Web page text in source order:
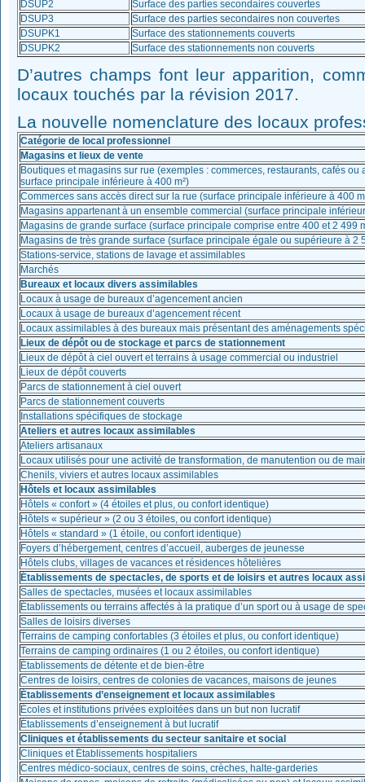
DSUP2
Surface des parties secondaires couvertes
DSUP3
Surface des parties secondaires non couvertes
DSUPK1
Surface des stationnements couverts
DSUPK2
Surface des stationnements non couverts
D’autres champs font leur apparition,
locaux touchés par la révision 2017.
La nouvelle nomenclature des locaux
Catégorie de local professionnel
Magasins et lieux de vente
Boutiques et magasins sur rue (exemples : commerces, restaurants, cafés
surface principale inférieure à 400 m²)
Commerces sans accès direct sur la rue (surface principale inférieure à 400
Magasins appartenant à un ensemble commercial (surface principale
Magasins de grande surface (surface principale comprise entre 400 et 2 499
Magasins de très grande surface (surface principale égale ou supérieure à 2
Stations-service, stations de lavage et assimilables
Marchés
Bureaux et locaux divers assimilables
Locaux à usage de bureaux d’agencement ancien
Locaux à usage de bureaux d’agencement récent
Locaux assimilables à des bureaux mais présentant des aménagements
Lieux de dépôt ou de stockage et parcs de stationnement
Lieux de dépôt à ciel ouvert et terrains à usage commercial ou industriel
Lieux de dépôt couverts
Parcs de stationnement à ciel ouvert
Parcs de stationnement couverts
Installations spécifiques de stockage
Ateliers et autres locaux assimilables
Ateliers artisanaux
Locaux utilisés pour une activité de transformation, de manutention ou de
Chenils, viviers et autres locaux assimilables
Hôtels et locaux assimilables
Hôtels « confort » (4 étoiles et plus, ou confort identique)
Hôtels « supérieur » (2 ou 3 étoiles, ou confort identique)
Hôtels « standard » (1 étoile, ou confort identique)
Foyers d’hébergement, centres d’accueil, auberges de jeunesse
Hôtels clubs, villages de vacances et résidences hôtelières
Établissements de spectacles, de sports et de loisirs et autres locaux
Salles de spectacles, musées et locaux assimilables
Établissements ou terrains affectés à la pratique d’un sport ou à usage de
Salles de loisirs diverses
Terrains de camping confortables (3 étoiles et plus, ou confort identique)
Terrains de camping ordinaires (1 ou 2 étoiles, ou confort identique)
Établissements de détente et de bien-être
Centres de loisirs, centres de colonies de vacances, maisons de jeunes
Établissements d’enseignement et locaux assimilables
Écoles et institutions privées exploitées dans un but non lucratif
Établissements d’enseignement à but lucratif
Cliniques et établissements du secteur sanitaire et social
Cliniques et Établissements hospitaliers
Centres médico-sociaux, centres de soins, crèches, halte-garderies